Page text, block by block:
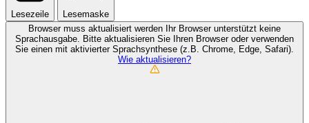
Lesezeile
Lesemaske
Browser muss aktualisiert werden
Ihr Browser unterstützt keine
Sprachausgabe. Bitte aktualisieren Sie Ihren Browser oder verwenden
Sie einen mit aktivierter Sprachsynthese (z.B. Chrome, Edge, Safari).
Wie aktualisieren?